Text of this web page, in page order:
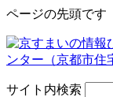
ページの先頭です
サイト内検索